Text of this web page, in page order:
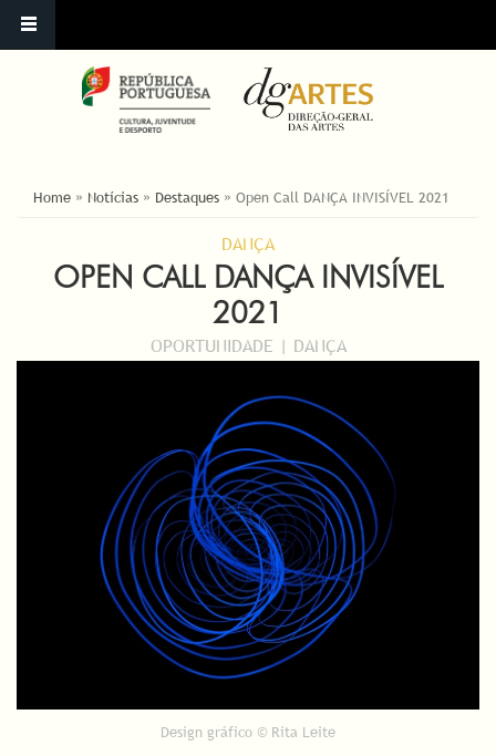
ESTÁ AQUI
Home » Notícias » Destaques » Open Call DANÇA INVISÍVEL 2021
DANÇA
OPEN CALL DANÇA INVISÍVEL
2021
OPORTUNIDADE | DANÇA
Design gráfico © Rita Leite